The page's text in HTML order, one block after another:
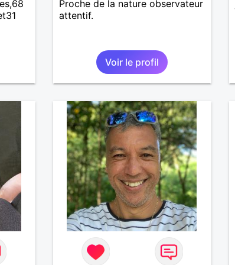
Proche de la nature observateur
attentif.
Voir le profil